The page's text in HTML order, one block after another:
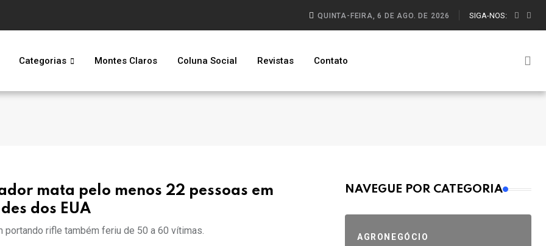
QUINTA-FEIRA, 6 DE AGO. DE 2026 SIGA-NOS:
Categorias Montes Claros Coluna Social Revistas Contato
mata pelo menos 22 pessoas em
dos EUA
portando rifle também feriu de 50 a 60 vítimas.
MAIS VISTOS
NAVEGUE POR CATEGORIA
AGRONEGÓCIO